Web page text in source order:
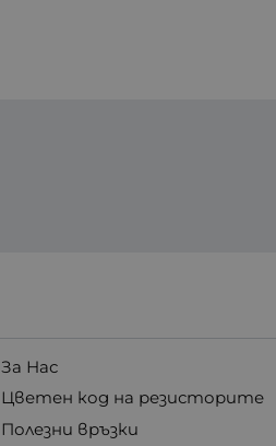
За Нас
Цветен код на резисторите
Полезни връзки